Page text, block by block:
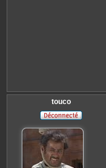
touco